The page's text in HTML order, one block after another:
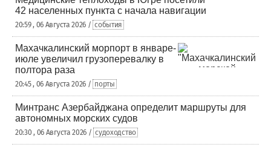
42 населенных пункта с начала навигации
20:59 , 06 Августа 2026 / события
Махачкалинский морпорт в январе-
июле увеличил грузоперевалку в
полтора раза
20:45 , 06 Августа 2026 / порты
Минтранс Азербайджана определит маршруты для
автономных морских судов
20:30 , 06 Августа 2026 / судоходство